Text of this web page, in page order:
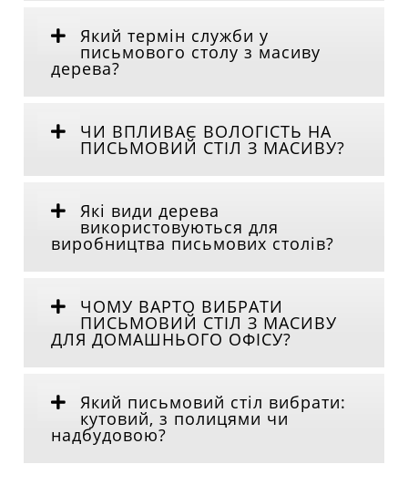
Який термін служби у
письмового столу з масиву
дерева?
ЧИ ВПЛИВАЄ ВОЛОГІСТЬ НА
ПИСЬМОВИЙ СТІЛ З МАСИВУ?
Які види дерева
використовуються для
виробництва письмових столів?
ЧОМУ ВАРТО ВИБРАТИ
ПИСЬМОВИЙ СТІЛ З МАСИВУ
ДЛЯ ДОМАШНЬОГО ОФІСУ?
Який письмовий стіл вибрати:
кутовий, з полицями чи
надбудовою?